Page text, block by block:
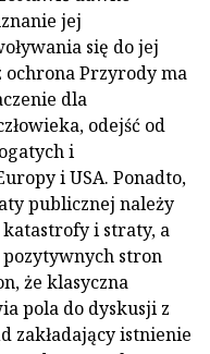
jej
się do jej
ochrona Przyrody ma
dla
odejść od
i
i USA. Ponadto,
publicznej należy
i straty, a
stron
że klasyczna
pola do dyskusji z
zakładający istnienie